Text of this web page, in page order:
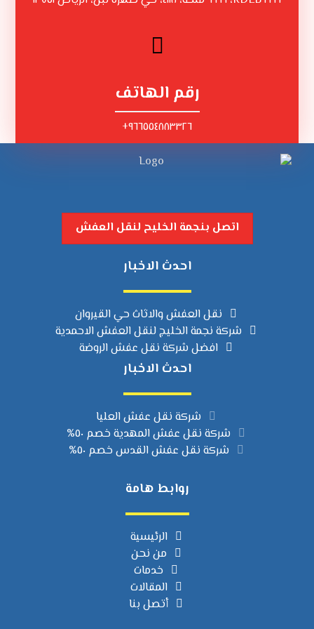
رقم الهاتف
٩٦٦٥٥٤٨٨٣٣٢٦+
اتصل بنجمة الخليح لنقل العفش
احدث الاخبار
نقل العفش والاثاث حي القيروان
شركة نجمة الخليج لنقل العفش الاحمدية
افضل شركة نقل عفش الروضة
احدث الاخبار
شركة نقل عفش العليا
شركة نقل عفش المهدية خصم ٥٠%
شركة نقل عفش القدس خصم ٥٠%
روابط هامة
الرئيسية
من نحن
خدمات
المقالات
أتصل بنا